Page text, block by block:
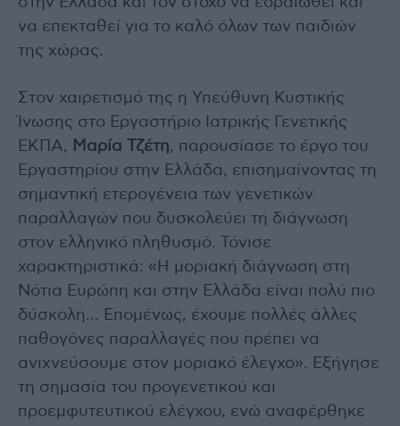
να επεκταθεί για το καλό όλων των παιδιών
της χώρας.
Στον χαιρετισμό της η Υπεύθυνη Κυστικής
Ίνωσης στο Εργαστήριο Ιατρικής Γενετικής
ΕΚΠΑ,
Μαρία Τζέτη, παρουσίασε το έργο του
Εργαστηρίου στην Ελλάδα, επισημαίνοντας τη
σημαντική ετερογένεια των γενετικών
παραλλαγών που δυσκολεύει τη διάγνωση
στον ελληνικό πληθυσμό. Τόνισε
χαρακτηριστικά: «Η μοριακή διάγνωση στη
Νότια Ευρώπη και στην Ελλάδα είναι πολύ πιο
δύσκολη… Επομένως, έχουμε πολλές άλλες
παθογόνες παραλλαγές που πρέπει να
ανιχνεύσουμε στον μοριακό έλεγχο». Εξήγησε
τη σημασία του προγενετικού και
προεμφυτευτικού ελέγχου, ενώ αναφέρθηκε